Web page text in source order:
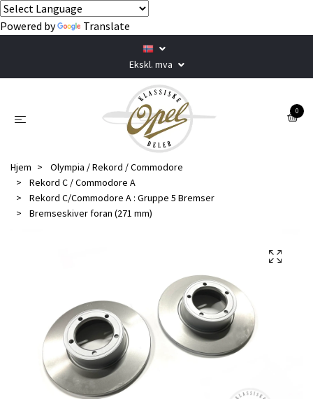
Powered by Translate
Ekskl. mva
0
Hjem
Olympia / Rekord / Commodore
Rekord C / Commodore A
Rekord C/Commodore A : Gruppe 5 Bremser
Bremseskiver foran (271 mm)